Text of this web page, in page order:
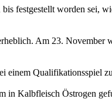
festgestellt worden sei,
Am 23. November
einem Qualifikationsspiel
in Kalbfleisch Östrogen